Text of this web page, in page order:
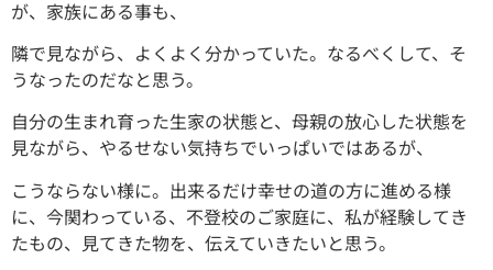
が、家族にある事も、
隣で見ながら、よくよく分かっていた。なるべくして、そ
うなったのだなと思う。
自分の生まれ育った生家の状態と、母親の放心した状態を
見ながら、やるせない気持ちでいっぱいではあるが、
こうならない様に。出来るだけ幸せの道の方に進める様
に、今関わっている、不登校のご家庭に、私が経験してき
たもの、見てきた物を、伝えていきたいと思う。